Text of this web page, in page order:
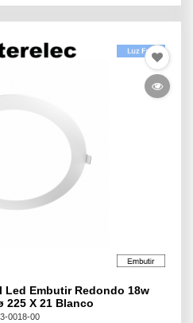
Led Embutir Redondo 18w
225 X 21 Blanco
0018-00